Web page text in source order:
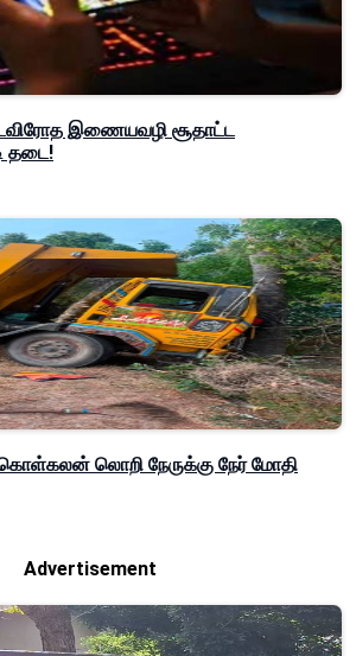
இணையவழி சூதாட்ட
தடை!
கொள்கலன் லொறி நேருக்கு நேர் மோதி
Advertisement